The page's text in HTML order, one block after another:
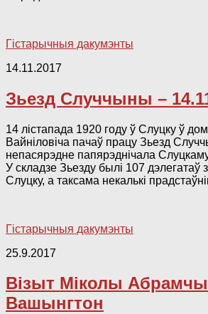
Гістарычныя дакумэнты
14.11.2017
Зьезд Случчыны –
14 лістапада 1920 году ў Слуцку ў
Вайніловіча пачаў працу Зьезд
непасярэдне папярэднічала
У складзе Зьезду былі 107 дэлегатаў
Слуцку, а таксама некалькі
Гістарычныя дакумэнты
25.9.2017
Візыт Міколы
Вашынгтон